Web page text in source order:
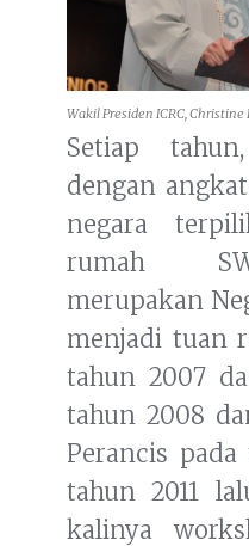
Wakil Presiden ICRC,
Setiap
dengan
negara
rumah
merupakan
menjadi tuan
tahun 2007
tahun 2008
Perancis
tahun 2011
kalinya